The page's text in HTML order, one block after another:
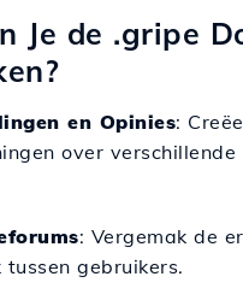
Je de .gripe
en Opinies:
over
: Vergemak de
tussen gebruikers.